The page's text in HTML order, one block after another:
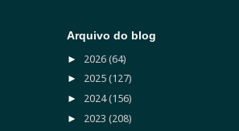
Arquivo do blog
► 2026 (64)
► 2025 (127)
► 2024(156)
► 2023 (208)